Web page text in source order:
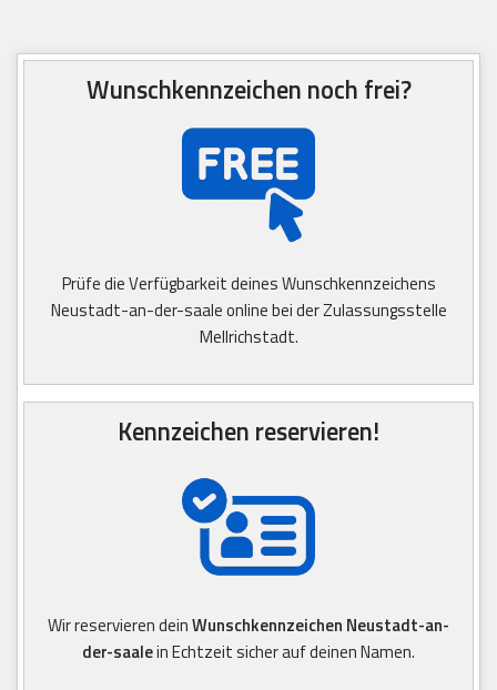
Wunschkennzeichen noch frei?
Prüfe die Verfügbarkeit deines Wunschkennzeichens
Neustadt-an-der-saale online bei der Zulassungsstelle
Mellrichstadt.
Kennzeichen reservieren!
Wir reservieren deinWunschkennzeichen Neustadt-an-
der-saalein Echtzeit sicher auf deinen Namen.